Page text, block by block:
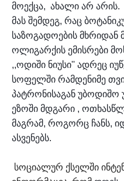
მოექცა, ახალი არ არის.
მას შემდეგ, რაც
საზოგადოების მხრიდან
ოლიგარქის ემისრები
,,ოდიში ნიუსი'' ადრეც
სოფელში რამდენიმე
პატრონისაგან უბოდიშო
ეზოში მდგარი ,
მაგრამ, როგორც ჩანს,
ასვენებს.
სოციალურ ქსელში